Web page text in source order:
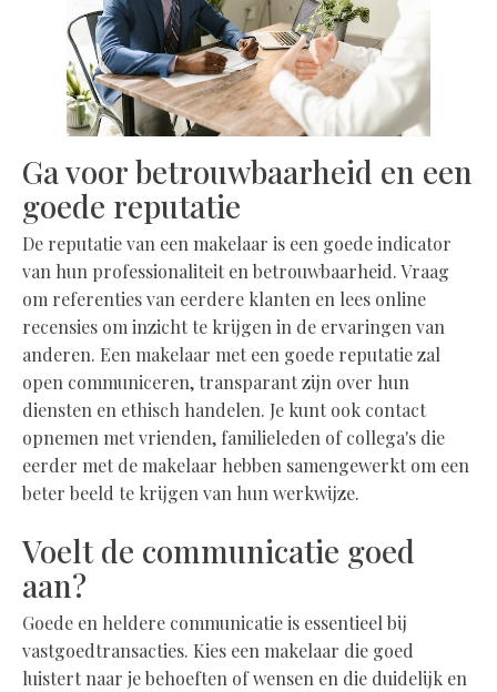
Ga voor betrouwbaarheid en een
goede reputatie
De reputatie van een makelaar is een goede indicator
van hun professionaliteit en betrouwbaarheid. Vraag
om referenties van eerdere klanten en lees online
recensies om inzicht te krijgen in de ervaringen van
anderen. Een makelaar met een goede reputatie zal
open communiceren, transparant zijn over hun
diensten en ethisch handelen. Je kunt ook contact
opnemen met vrienden, familieleden of collega's die
eerder met de makelaar hebben samengewerkt om een
beter beeld te krijgen van hun werkwijze.
Voelt de communicatie goed
aan?
Goede en heldere communicatie is essentieel bij
vastgoedtransacties. Kies een makelaar die goed
luistert naar je behoeften of wensen en die duidelijk en